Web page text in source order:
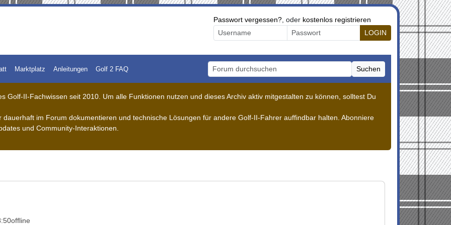
Passwort vergessen? , oder kostenlos registrieren
LOGIN
Marktplatz Anleitungen Golf 2 FAQ
Forum durchsuchen
Suchen
Golf-II-Fachwissen seit 2010. Um alle Funktionen nutzen und dieses Archiv aktiv mitgestalten zu können, solltest Du
im Forum dokumentieren und technische Lösungen für andere Golf-II-Fahrer auffindbar halten. Abonniere
und Community-Interaktionen.
offline